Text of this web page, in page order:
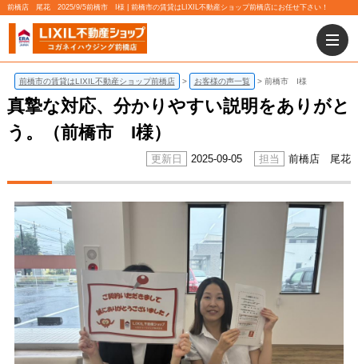
前橋店 尾花 2025/9/5前橋市 I様 | 前橋市の賃貸はLIXIL不動産ショップ前橋店にお任せ下さい！
前橋市の賃貸はLIXIL不動産ショップ前橋店 お客様の声一覧 前橋市 I様
真摯な対応、分かりやすい説明をありがと
う。（前橋市 I様）
2025-09-05 前橋店 尾花